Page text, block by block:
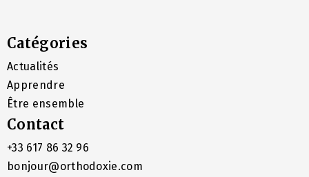
Catégories
Actualités
Apprendre
Être ensemble
Contact
+33 617 86 32 96
bonjour@orthodoxie.com